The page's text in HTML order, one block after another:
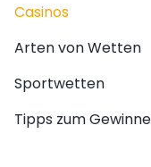
Casinos
Arten von Wetten
Sportwetten
Tipps zum